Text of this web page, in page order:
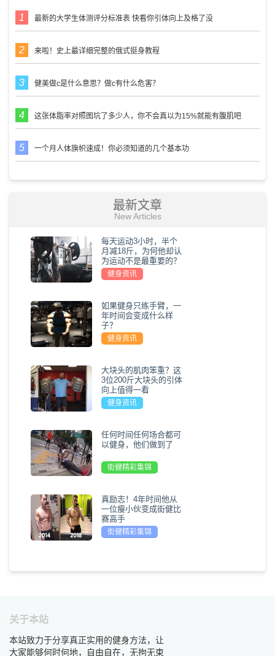
最新的大学生体测评分标准表 快看你引体向上及格了没
来啦！史上最详细完整的俄式挺身教程
健美做c是什么意思？做c有什么危害？
这张体脂率对照图坑了多少人，你不会真以为15%就能有腹肌吧
一个月人体旗帜速成！你必须知道的几个基本功
最新文章
New Articles
每天运动3小时，半个
月减18斤，为何他却认
为运动不是最重要的？
健身资讯
如果健身只练手臂，一
年时间会变成什么样
子？
健身资讯
大块头的肌肉笨重？这
3位200斤大块头的引体
向上值得一看
健身资讯
任何时间任何场合都可
以健身，他们做到了
街健精彩集锦
真励志！4年时间他从
一位瘦小伙变成街健比
赛高手
街健精彩集锦
关于本站
本站致力于分享真正实用的健身方法，让
大家能够何时何地，自由自在，无拘无束